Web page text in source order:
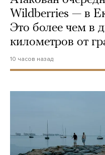
Wildberries — в
Это более чем в
километров от
10 часов назад